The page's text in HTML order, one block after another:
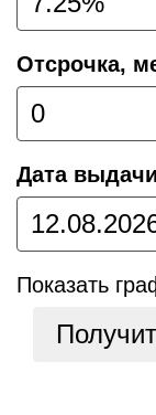
Отсрочка,
Дата
Показать